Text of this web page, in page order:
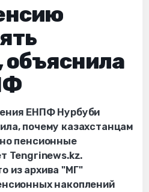
объяснила
ЕНПФ Нурбуби
почему казахстанцам
пенсионные
Tengrinews.kz.
из архива "МГ"
накоплений